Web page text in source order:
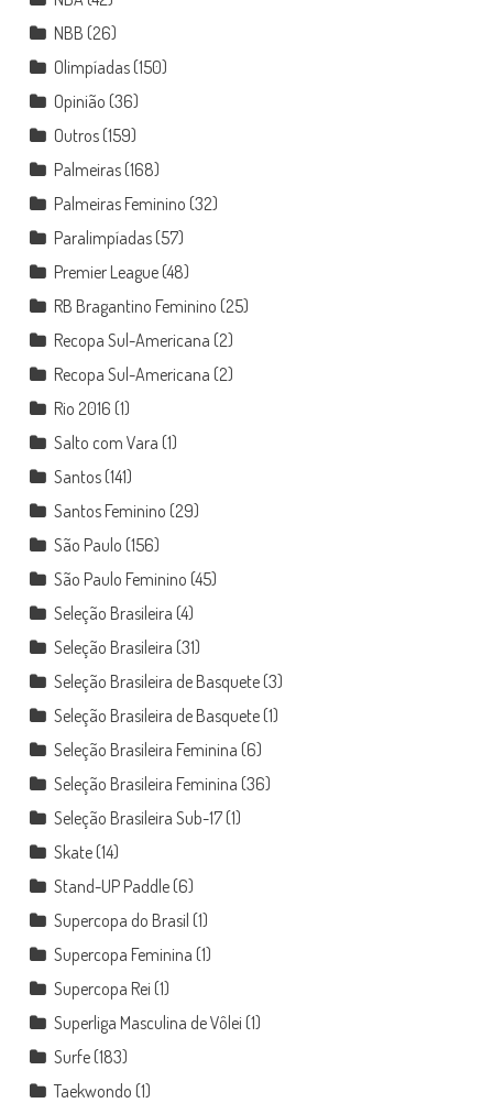
NBB (26)
Olimpíadas(150)
Opinião (36)
Outros(159)
Palmeiras(168)
Palmeiras Feminino (32)
Paralimpíadas(57)
Premier League(48)
RB Bragantino Feminino (25)
Recopa Sul-Americana (2)
Recopa Sul-Americana (2)
Rio 2016 (1)
Salto com Vara (1)
Santos(141)
Santos Feminino (29)
São Paulo (156)
São Paulo Feminino (45)
Seleção Brasileira (4)
Seleção Brasileira (31)
Seleção Brasileira de Basquete(3)
Seleção Brasileira de Basquete(1)
Seleção Brasileira Feminina (6)
Seleção Brasileira Feminina (36)
Seleção Brasileira Sub-17(1)
Skate(14)
Stand-UP Paddle(6)
Supercopa do Brasil (1)
Supercopa Feminina (1)
Supercopa Rei (1)
Superliga Masculina de Vôlei (1)
Surfe(183)
Taekwondo (1)